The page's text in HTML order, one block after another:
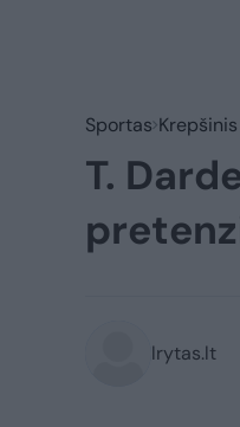
Sportas Krepšinis
T.
lrytas.lt